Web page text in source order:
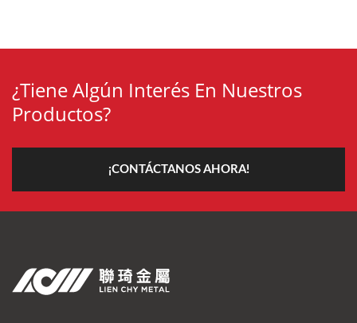
¿Tiene Algún Interés En Nuestros
Productos?
¡CONTÁCTANOS AHORA!